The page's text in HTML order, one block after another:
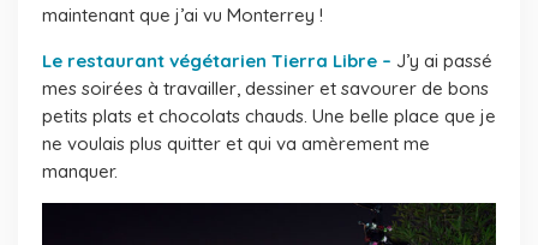
maintenant que j’ai vu Monterrey !
Le restaurant végétarien Tierra Libre – J’y ai passé
mes soirées à travailler, dessiner et savourer de bons
petits plats et chocolats chauds. Une belle place que je
ne voulais plus quitter et qui va amèrement me
manquer.